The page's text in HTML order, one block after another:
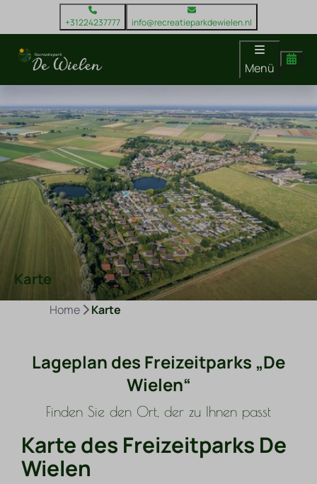
+31224237777 info@recreatieparkdewielen.nl
Menü
Karte
Home Karte
Lageplan des Freizeitparks „De
Wielen“
Finden Sie den Ort, der zu Ihnen passt
Karte des Freizeitparks De
Wielen